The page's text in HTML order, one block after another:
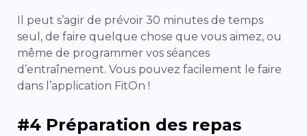
Il peut s’agir de prévoir 30 minutes de temps
seul, de faire quelque chose que vous aimez, ou
même de programmer vos séances
d’entraînement. Vous pouvez facilement le faire
dans l’application FitOn !
#4 Préparation des repas